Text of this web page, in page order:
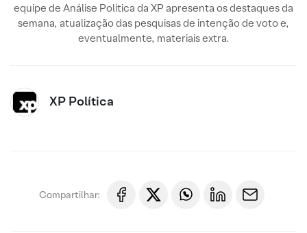
equipe de Análise Política da XP apresenta os destaques da
semana, atualização das pesquisas de intenção de voto e,
eventualmente, materiais extra.
XP Política
Compartilhar: